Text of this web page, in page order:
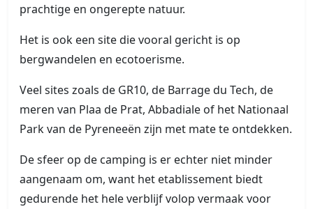
prachtige en ongerepte natuur.
Het is ook een site die vooral gericht is op
bergwandelen en ecotoerisme.
Veel sites zoals de GR10, de Barrage du Tech, de
meren van Plaa de Prat, Abbadiale of het Nationaal
Park van de Pyreneeën zijn met mate te ontdekken.
De sfeer op de camping is er echter niet minder
aangenaam om, want het etablissement biedt
gedurende het hele verblijf volop vermaak voor